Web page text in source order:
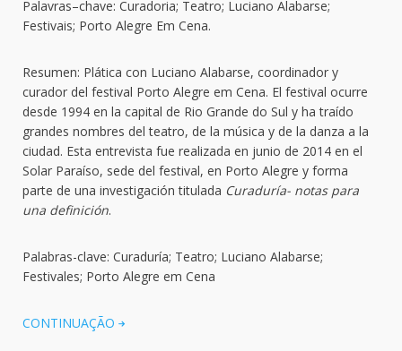
Palavras–chave: Curadoria; Teatro; Luciano Alabarse;
Festivais; Porto Alegre Em Cena.
Resumen: Plática con Luciano Alabarse, coordinador y
curador del festival Porto Alegre em Cena. El festival ocurre
desde 1994 en la capital de Rio Grande do Sul y ha traído
grandes nombres del teatro, de la música y de la danza a la
ciudad. Esta entrevista fue realizada en junio de 2014 en el
Solar Paraíso, sede del festival, en Porto Alegre y forma
parte de una investigación titulada Curaduría- notas para
una definición.
Palabras-clave: Curaduría; Teatro; Luciano Alabarse;
Festivales; Porto Alegre em Cena
CONTINUAÇÃO